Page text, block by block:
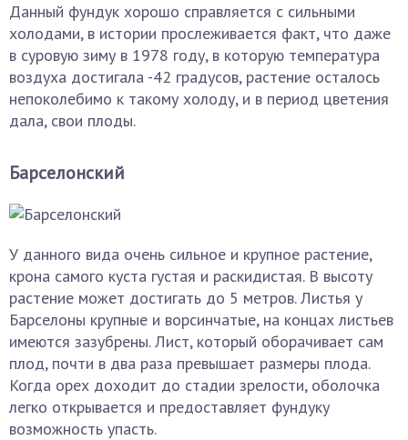
Данный фундук хорошо справляется с сильными
холодами, в истории прослеживается факт, что даже
в суровую зиму в 1978 году, в которую температура
воздуха достигала -42 градусов, растение осталось
непоколебимо к такому холоду, и в период цветения
дала, свои плоды.
Барселонский
У данного вида очень сильное и крупное растение,
крона самого куста густая и раскидистая. В высоту
растение может достигать до 5 метров. Листья у
Барселоны крупные и ворсинчатые, на концах листьев
имеются зазубрены. Лист, который оборачивает сам
плод, почти в два раза превышает размеры плода.
Когда орех доходит до стадии зрелости, оболочка
легко открывается и предоставляет фундуку
возможность упасть.